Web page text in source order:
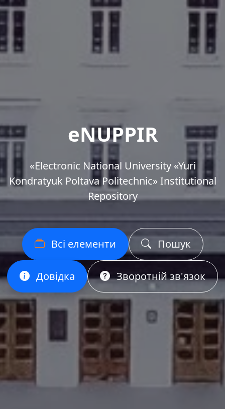
eNUPPIR
«Еlectronic National University «Yuri
Kondratyuk Poltava Politechnic» Institutional
Repository
Всі елементи Пошук
Довідка Зворотній зв'язок